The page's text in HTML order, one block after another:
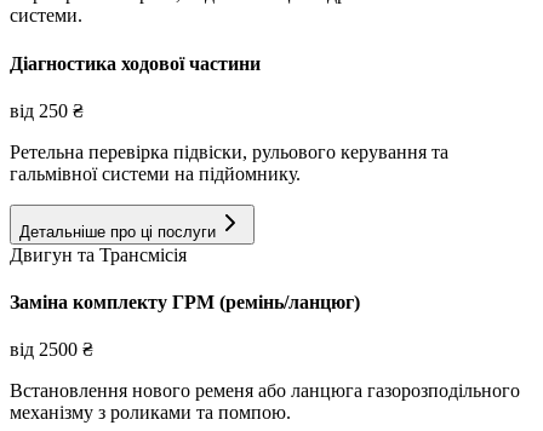
системи.
Діагностика ходової частини
від 250 ₴
Ретельна перевірка підвіски, рульового керування та
гальмівної системи на підйомнику.
Детальніше про ці послуги
Двигун та Трансмісія
Заміна комплекту ГРМ (ремінь/ланцюг)
від 2500 ₴
Встановлення нового ременя або ланцюга газорозподільного
механізму з роликами та помпою.